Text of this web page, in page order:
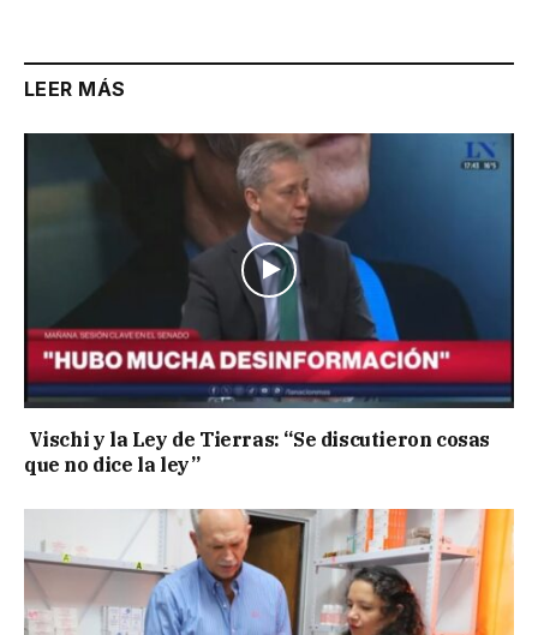
LEER MÁS
Vischi y la Ley de Tierras: “Se discutieron cosas
que no dice la ley”